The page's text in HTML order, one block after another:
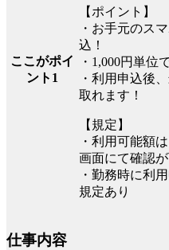
ここがポイ
ント1
【ポイント】
・お手元のス
込！
・1,000円単位
・利用申込後
取れます！
【規定】
・利用可能額
画面にて確認
・勤務時に利
規定あり
仕事内容